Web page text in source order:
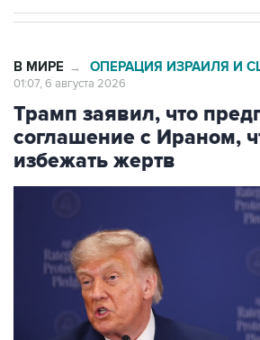
Трамп заявил, что
соглашение с Ираном,
избежать жертв